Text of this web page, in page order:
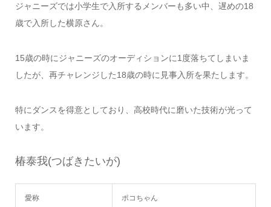
ジャニーズでは小学生で入所するメンバーも多い中、遅めの18
歳で入所した横原さん。
15歳の時にジャニーズのオーディションに1度落ちてしまいま
したが、再チャレンジした18歳の時に見事入所を果たします。
特にダンスを得意としており、高校時代に磨いた技術が光って
います。
椿泰我(つばきたいが)
愛称 ポコちゃん